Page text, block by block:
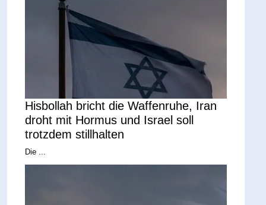
Hisbollah bricht die Waffenruhe, Iran
droht mit Hormus und Israel soll
trotzdem stillhalten
Die ...